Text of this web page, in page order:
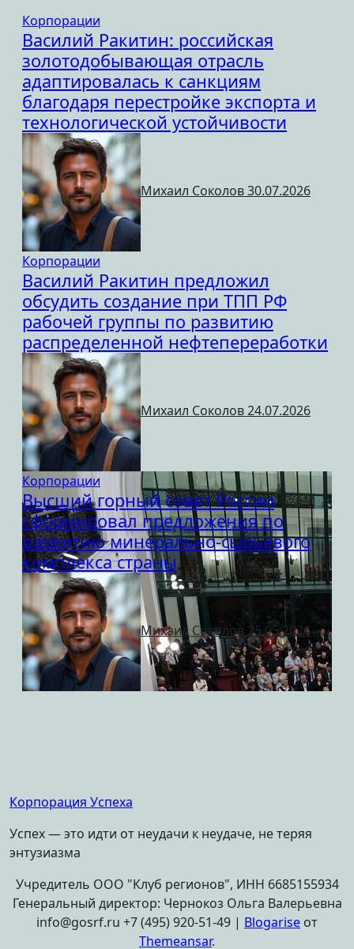
Корпорации
Василий Ракитин: российская
золотодобывающая отрасль
адаптировалась к санкциям
благодаря перестройке экспорта и
технологической устойчивости
Михаил Соколов30.07.2026
Корпорации
Василий Ракитин предложил
обсудить создание при ТПП РФ
рабочей группы по развитию
распределенной нефтепереработки
Михаил Соколов24.07.2026
Корпорации
Высший горный совет России
сформировал предложения по
развитию минерально-сырьевого
комплекса страны
Михаил Соколов 25.05.2026
Корпорация Успеха
Успех — это идти от неудачи к неудаче, не теряя
энтузиазма
Учредитель ООО "Клуб регионов", ИНН 6685155934
Генеральный директор: Чернокоз Ольга Валерьевна
info@gosrf.ru +7 (495) 920-51-49 | Blogarise от
Themeansar.